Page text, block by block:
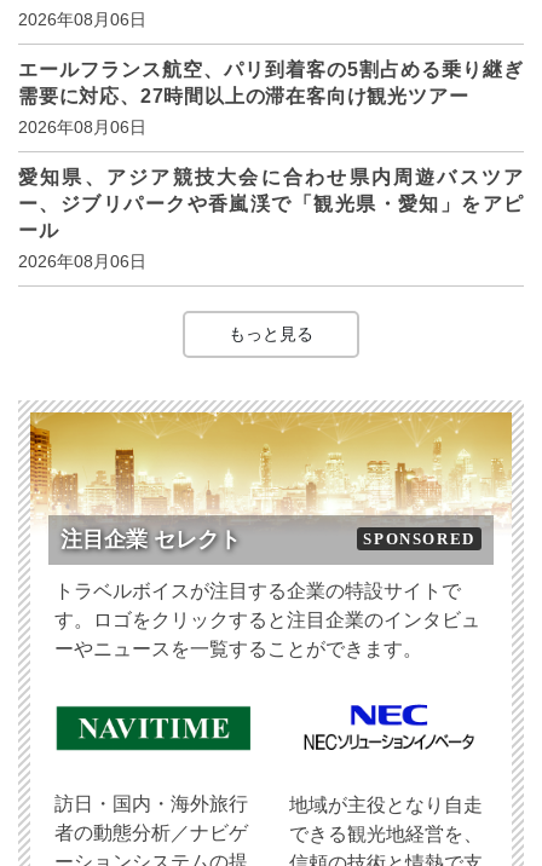
2026年08月06日
エールフランス航空、パリ到着客の5割占める乗り継ぎ
需要に対応、27時間以上の滞在客向け観光ツアー
2026年08月06日
愛知県、アジア競技大会に合わせ県内周遊バスツア
ー、ジブリパークや香嵐渓で「観光県・愛知」をアピ
ール
2026年08月06日
もっと見る
注目企業 セレクト SPONSORED
トラベルボイスが注目する企業の特設サイトで
す。ロゴをクリックすると注目企業のインタビュ
ーやニュースを一覧することができます。
訪日・国内・海外旅行
者の動態分析／ナビゲ
地域が主役となり自走
できる観光地経営を、